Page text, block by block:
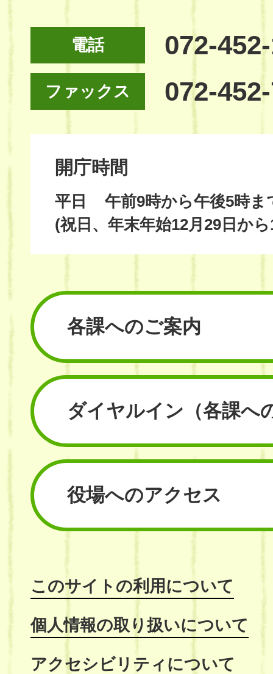
電話 072-
ファックス 072-
開庁時間
平日
午前9時から午後5時ま
(祝日、年末年始12月29日か
各課へのご案内
ダイヤルイン （各課へ
役場へのアクセス
このサイトの利用について
個人情報の取り扱いについて
アクセシビリティについて